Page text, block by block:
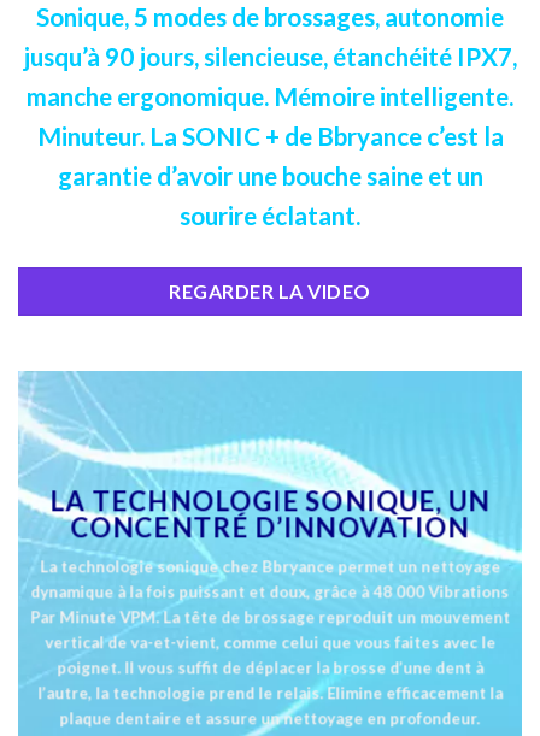
Sonique, 5 modes de brossages, autonomie
jusqu’à 90 jours, silencieuse, étanchéité IPX7,
manche ergonomique. Mémoire intelligente.
Minuteur. La SONIC + de Bbryance c’est la
garantie d’avoir une bouche saine et un
sourire éclatant.
REGARDER LA VIDEO
LA TECHNOLOGIE SONIQUE, UN
CONCENTRÉ D’INNOVATION
La technologie sonique chez Bbryance permet un nettoyage
dynamique à la fois puissant et doux, grâce à 48 000 Vibrations
Par Minute VPM. La tête de brossage reproduit un mouvement
vertical de va-et-vient, comme celui que vous faites avec le
poignet. Il vous suffit de déplacer la brosse d’une dent à
l’autre, la technologie prend le relais. Elimine efficacement la
plaque dentaire et assure un nettoyage en profondeur.